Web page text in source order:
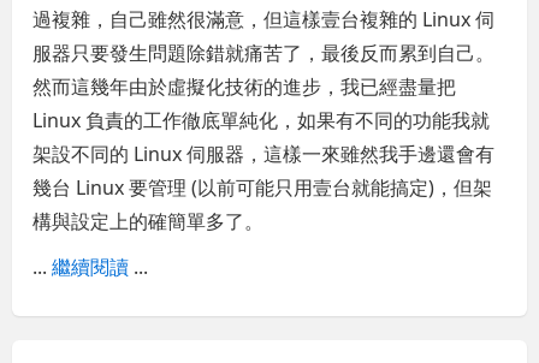
過複雜，自己雖然很滿意，但這樣壹台複雜的 Linux 伺
服器只要發生問題除錯就痛苦了，最後反而累到自己。
然而這幾年由於虛擬化技術的進步，我已經盡量把
Linux 負責的工作徹底單純化，如果有不同的功能我就
架設不同的 Linux 伺服器，這樣一來雖然我手邊還會有
幾台 Linux 要管理 (以前可能只用壹台就能搞定)，但架
構與設定上的確簡單多了。
...繼續閱讀 ...